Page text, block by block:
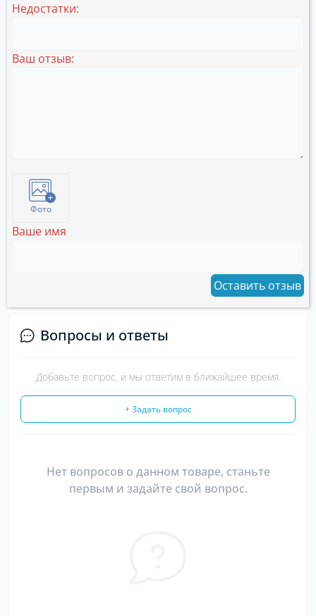
Недостатки:
Ваш отзыв:
Фото
Ваше имя
Оставить отзыв
Вопросы и ответы
Добавьте вопрос, и мы ответим в ближайшее время.
+ Задать вопрос
Нет вопросов о данном товаре, станьте
первым и задайте свой вопрос.